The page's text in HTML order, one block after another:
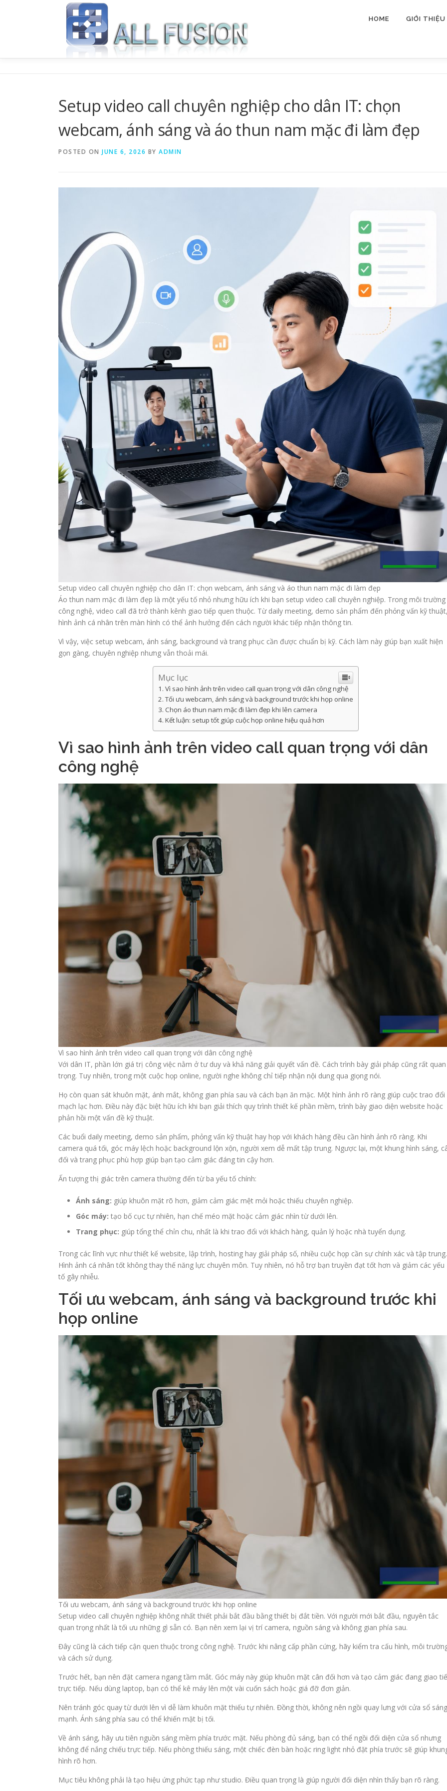
HOME GIỚI THIỆU
Setup video call chuyên nghiệp cho dân IT: chọn
webcam, ánh sáng và áo thun nam mặc đi làm đẹp
POSTED ON JUNE 6, 2026 BY ADMIN
Setup video call chuyên nghiệp cho dân IT: chọn webcam, ánh sáng và áo thun nam mặc đi làm đẹp
Áo thun nam mặc đi làm đẹp là một yếu tố nhỏ nhưng hữu ích khi bạn setup video call chuyên nghiệp. Trong môi trường
công nghệ, video call đã trở thành kênh giao tiếp quen thuộc. Từ daily meeting, demo sản phẩm đến phỏng vấn kỹ
hình ảnh cá nhân trên màn hình có thể ảnh hưởng đến cách người khác tiếp nhận thông tin.
Vì vậy, việc setup webcam, ánh sáng, background và trang phục cần được chuẩn bị kỹ. Cách làm này giúp bạn xuất hiện
gọn gàng, chuyên nghiệp nhưng vẫn thoải mái.
Mục lục
Vì sao hình ảnh trên video call quan trọng với dân công nghệ
Tối ưu webcam, ánh sáng và background trước khi họp online
Chọn áo thun nam mặc đi làm đẹp khi lên camera
Kết luận: setup tốt giúp cuộc họp online hiệu quả hơn
Vì sao hình ảnh trên video call quan trọng với dân
công nghệ
Vì sao hình ảnh trên video call quan trọng với dân công nghệ
Với dân IT, phần lớn giá trị công việc nằm ở tư duy và khả năng giải quyết vấn đề. Cách trình bày giải pháp cũng rất quan
trọng. Tuy nhiên, trong một cuộc họp online, người nghe không chỉ tiếp nhận nội dung qua giọng nói.
Họ còn quan sát khuôn mặt, ánh mắt, không gian phía sau và cách bạn ăn mặc. Một hình ảnh rõ ràng giúp cuộc trao đổi
mạch lạc hơn. Điều này đặc biệt hữu ích khi bạn giải thích quy trình thiết kế phần mềm, trình bày giao diện website hoặc
phản hồi một vấn đề kỹ thuật.
Các buổi daily meeting, demo sản phẩm, phỏng vấn kỹ thuật hay họp với khách hàng đều cần hình ảnh rõ ràng. Khi
camera quá tối, góc máy lệch hoặc background lộn xộn, người xem dễ mất tập trung. Ngược lại, một khung hình sáng,
đối và trang phục phù hợp giúp bạn tạo cảm giác đáng tin cậy hơn.
Ấn tượng thị giác trên camera thường đến từ ba yếu tố chính:
Ánh sáng: giúp khuôn mặt rõ hơn, giảm cảm giác mệt mỏi hoặc thiếu chuyên nghiệp.
Góc máy: tạo bố cục tự nhiên, hạn chế méo mặt hoặc cảm giác nhìn từ dưới lên.
Trang phục: giúp tổng thể chỉn chu, nhất là khi trao đổi với khách hàng, quản lý hoặc nhà tuyển dụng.
Trong các lĩnh vực như thiết kế website, lập trình, hosting hay giải pháp số, nhiều cuộc họp cần sự chính xác và tập trung.
Hình ảnh cá nhân tốt không thay thế năng lực chuyên môn. Tuy nhiên, nó hỗ trợ bạn truyền đạt tốt hơn và giảm các yếu
tố gây nhiễu.
Tối ưu webcam, ánh sáng và background trước khi
họp online
Tối ưu webcam, ánh sáng và background trước khi họp online
Setup video call chuyên nghiệp không nhất thiết phải bắt đầu bằng thiết bị đắt tiền. Với người mới bắt đầu, nguyên tắc
quan trọng nhất là tối ưu những gì sẵn có. Bạn nên xem lại vị trí camera, nguồn sáng và không gian phía sau.
Đây cũng là cách tiếp cận quen thuộc trong công nghệ. Trước khi nâng cấp phần cứng, hãy kiểm tra cấu hình, môi
và cách sử dụng.
Trước hết, bạn nên đặt camera ngang tầm mắt. Góc máy này giúp khuôn mặt cân đối hơn và tạo cảm giác đang giao
trực tiếp. Nếu dùng laptop, bạn có thể kê máy lên một vài cuốn sách hoặc giá đỡ đơn giản.
Nên tránh góc quay từ dưới lên vì dễ làm khuôn mặt thiếu tự nhiên. Đồng thời, không nên ngồi quay lưng với cửa sổ sáng
mạnh. Ánh sáng phía sau có thể khiến mặt bị tối.
Về ánh sáng, hãy ưu tiên nguồn sáng mềm phía trước mặt. Nếu phòng đủ sáng, bạn có thể ngồi đối diện cửa sổ nhưng
không để nắng chiếu trực tiếp. Nếu phòng thiếu sáng, một chiếc đèn bàn hoặc ring light nhỏ đặt phía trước sẽ giúp
hình rõ hơn.
Mục tiêu không phải là tạo hiệu ứng phức tạp như studio. Điều quan trọng là giúp người đối diện nhìn thấy bạn rõ ràng.